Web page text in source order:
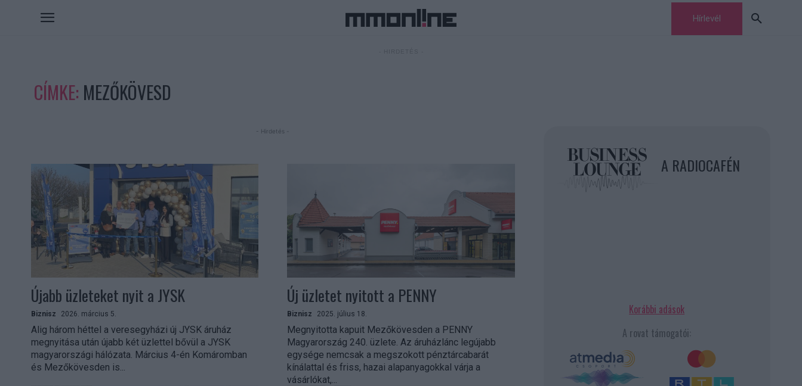
Hírlevél
CÍMKE: MEZŐKÖVESD
- Hirdetés -
Újabb üzleteket nyit a JYSK
Biznisz 2026. március 5.
Alig három héttel a veresegyházi új JYSK áruház
megnyitása után újabb két üzlettel bővül a JYSK
magyarországi hálózata. Március 4-én Komáromban
és Mezőkövesden is...
Új üzletet nyitott a PENNY
Biznisz 2025. július 18.
Megnyitotta kapuit Mezőkövesden a PENNY
Magyarország 240. üzlete. Az áruházlánc legújabb
egysége nemcsak a megszokott pénztárcabarát
kínálattal és friss, hazai alapanyagokkal várja a
vásárlókat,...
A RADIOCAFÉN
Korábbi adások
A rovat támogatói: